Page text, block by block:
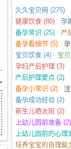
久久宝贝网 (275)
健康饮食 (80) 孕
备孕常识 (25) 产
备孕看细节 (5)
宝贝饮食 (4) 宝
孕妇产后护理 (3)
产后护理要点 (2)
备孕小常识 (2)
备孕成功经验 (2)
新生儿晒太阳 (2)
上幼儿园前准备 (2)
上幼儿园前的心理
培养宝宝的自理能